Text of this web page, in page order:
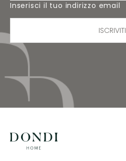
Inserisci il tuo indirizzo email
ISCRIVITI